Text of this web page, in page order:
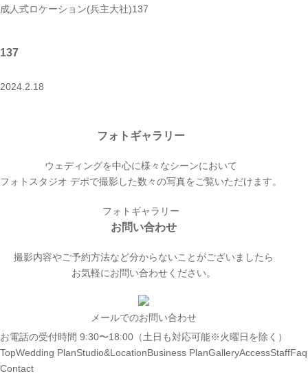
成人式ロケーション(兵主大社)137
137
2024.2.18
フォトギャラリー
ウェディングを中心に様々なシーンにおいて
フォトスタジオ デポで撮影した数々の写真をご覧いただけます。
フォトギャラリー
お問い合わせ
撮影内容やご予約方法など分からないことがございましたら
お気軽にお問い合わせください。
メールでのお問い合わせ
お電話の受付時間 9:30〜18:00（土日も対応可能※火曜日を除く）
TopWedding PlanStudio&LocationBusiness PlanGalleryAccessStaffFaq
Contact